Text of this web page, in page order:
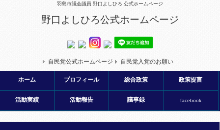
羽島市議会議員 野口よしひろ 公式ホームページ
野口よしひろ公式ホームページ
自民党公式ホームページ 自民党入党のお願い
ホーム プロフィール 総合政策 政策提言
活動実績 活動報告 議事録 facebook